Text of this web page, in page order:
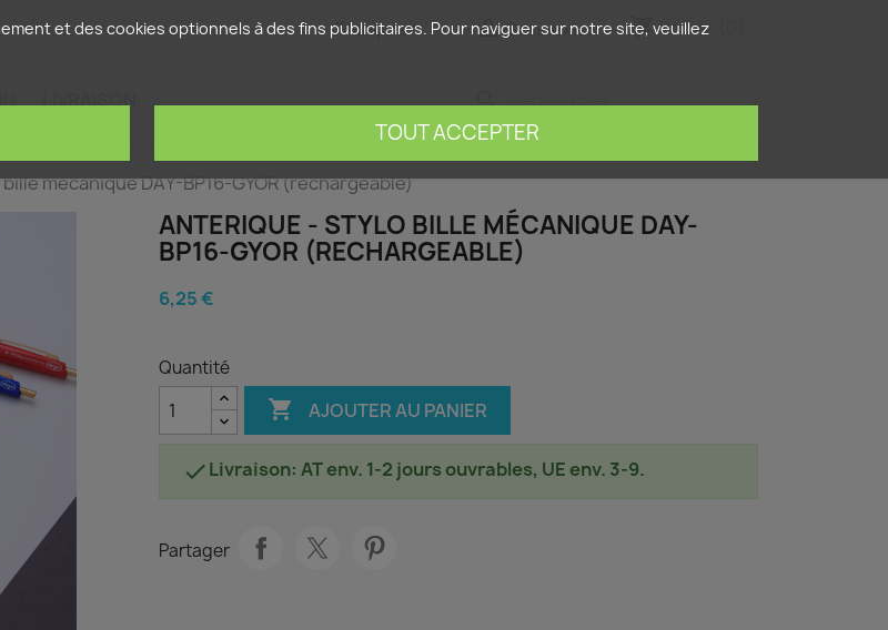
Français Connexion shopping_cartPanier
LIVRAISON search
mécanique DAY-BP16-GYOR (rechargeable)
ANTERIQUE - STYLO BILLE MÉCANIQUE DAY-
BP16-GYOR (RECHARGEABLE)
6,25 €
Quantité
 AJOUTER AU PANIER
Livraison: AT env. 1-2 jours ouvrables, UE env. 3-9.
Partager
et des cookies optionnels à des fins publicitaires. Pour naviguer sur notre site, veuillez
TOUT ACCEPTER